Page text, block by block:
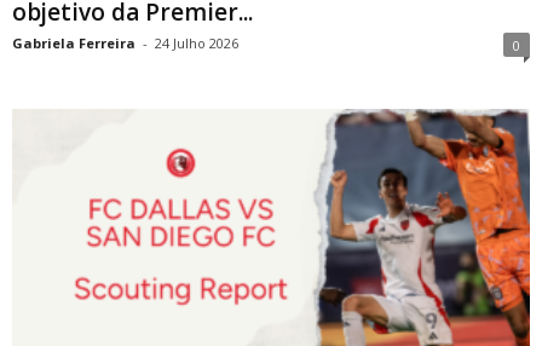
objetivo da Premier...
Gabriela Ferreira - 24 Julho 2026 0